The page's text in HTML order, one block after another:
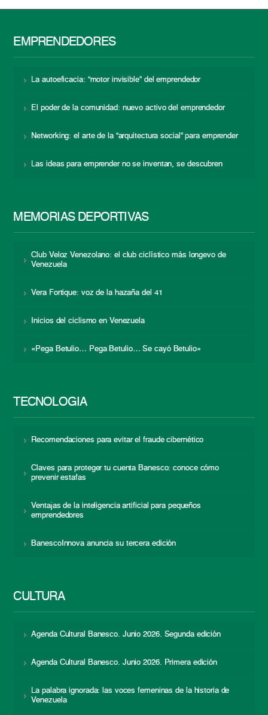
EMPRENDEDORES
La autoeficacia: “motor invisible” del emprendedor
El poder de la comunidad: nuevo activo del emprendedor
Networking: el arte de la “arquitectura social” para emprender
Las ideas para emprender no se inventan, se descubren
MEMORIAS DEPORTIVAS
Club Veloz Venezolano: el club ciclístico más longevo de
Venezuela
Vera Fortique: voz de la hazaña del 41
Inicios del ciclismo en Venezuela
«Pega Betulio… Pega Betulio… Se cayó Betulio»
TECNOLOGÍA
Recomendaciones para evitar el fraude cibernético
Claves para proteger tu cuenta Banesco: conoce cómo
prevenir estafas
Ventajas de la inteligencia artificial para pequeños
emprendedores
BanescoInnova anuncia su tercera edición
CULTURA
Agenda Cultural Banesco. Junio 2026. Segunda edición
Agenda Cultural Banesco. Junio 2026. Primera edición
La palabra ignorada: las voces femeninas de la historia de
Venezuela